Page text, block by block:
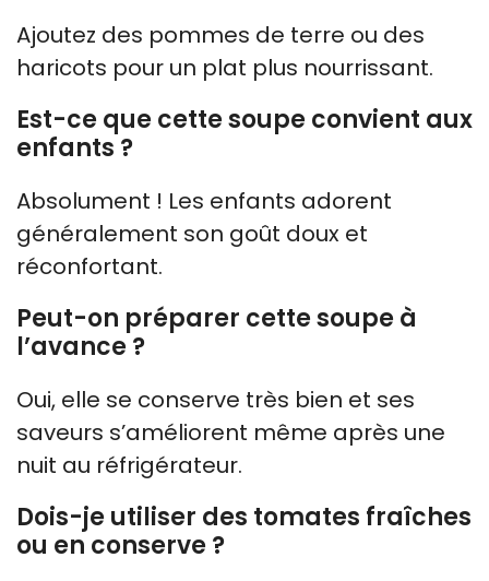
Ajoutez des pommes de terre ou des
haricots pour un plat plus nourrissant.
Est-ce que cette soupe convient aux
enfants ?
Absolument ! Les enfants adorent
généralement son goût doux et
réconfortant.
Peut-on préparer cette soupe à
l’avance ?
Oui, elle se conserve très bien et ses
saveurs s’améliorent même après une
nuit au réfrigérateur.
Dois-je utiliser des tomates fraîches
ou en conserve ?